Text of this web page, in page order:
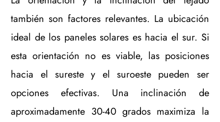
también son factores relevantes. La ubicación
ideal de los paneles solares es hacia el sur. Si
esta orientación no es viable, las posiciones
hacia el sureste y el suroeste pueden ser
opciones efectivas. Una inclinación de
aproximadamente 30-40 grados maximiza la